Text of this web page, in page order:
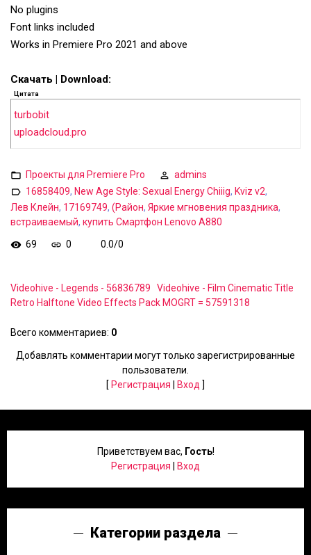
No plugins
Font links included
Works in Premiere Pro 2021 and above
Скачать | Download:
Цитата
turbobit
uploadcloud.pro
Проекты для Premiere Pro
admins
16858409, New Age Style: Sexual Energy Сhiiig, Kviz v2,
Лев Клейн, 17169749, (Район, Яркие мгновения праздника,
встраиваемый, купить Смартфон Lenovo A880
69
0 0.0/0
Videohive - Legends - 56836789
Videohive - Film Cinematic Title
Retro Halftone Video Effects Pack MOGRT = 57591318
Всего комментариев: 0
Добавлять комментарии могут только зарегистрированные
пользователи.
[ Регистрация Вход ]
Приветствуем вас, Гость!
Регистрация
Вход
Категории раздела